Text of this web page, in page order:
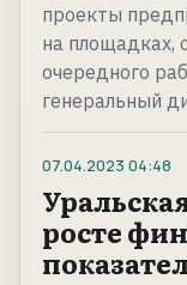
проекты
на площадках,
очередного
генеральный
07.04.2023 04:48
росте